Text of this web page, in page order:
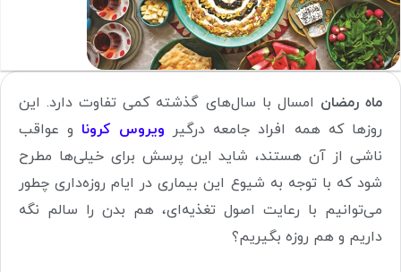
ماه رمضان امسال با سال‌های گذشته کمی تفاوت دارد. این
روزها که همه افراد جامعه درگیر ویروس کرونا و عواقب
ناشی از آن هستند، شاید این پرسش برای خیلی‌ها مطرح
شود که با توجه به شیوع این بیماری در ایام روزه‌داری چطور
می‌توانیم با رعایت اصول تغذیه‌ای، هم بدن را سالم نگه
داریم و هم روزه بگیریم؟